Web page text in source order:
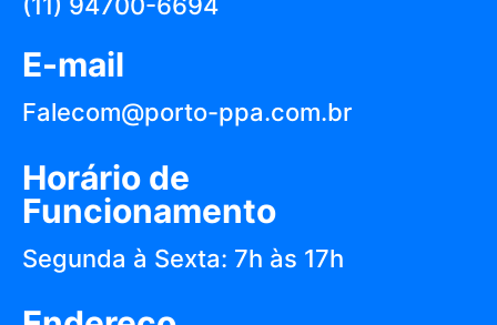
E-mail
Falecom@porto-ppa.com.br
Horário de
Funcionamento
Segunda à Sexta: 7h às 17h